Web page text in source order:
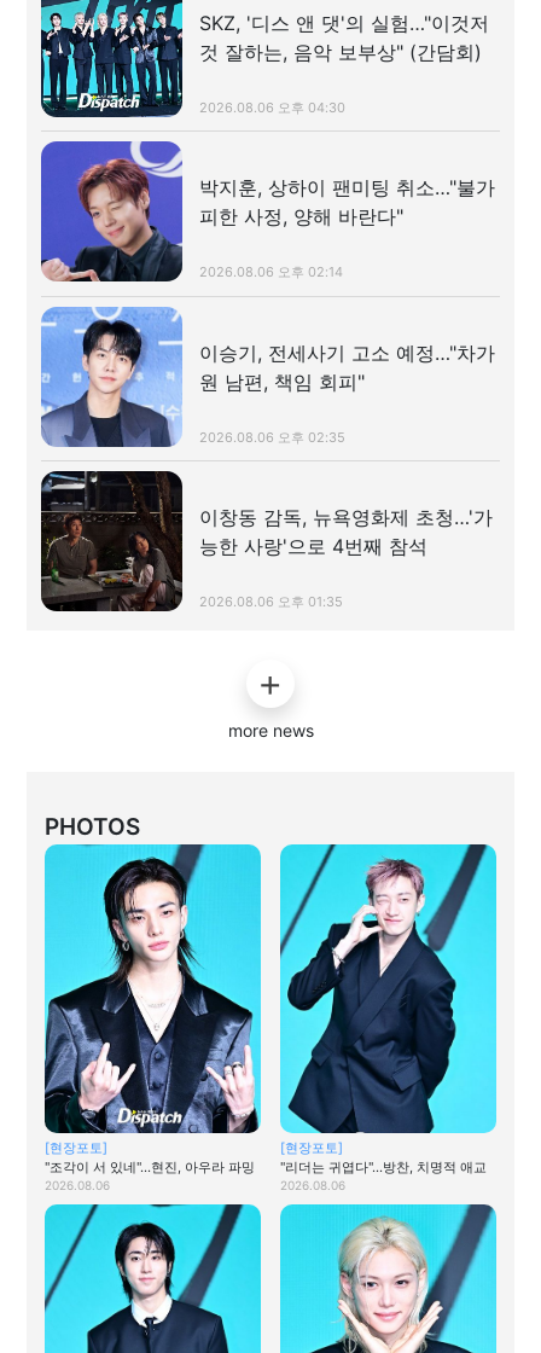
SKZ, '디스 앤 댓'의 실험…"이것저
것 잘하는, 음악 보부상" (간담회)
2026.08.06 오후 04:30
박지훈, 상하이 팬미팅 취소…"불가
피한 사정, 양해 바란다"
2026.08.06 오후 02:14
이승기, 전세사기 고소 예정…"차가
원 남편, 책임 회피"
2026.08.06 오후 02:35
이창동 감독, 뉴욕영화제 초청…'가
능한 사랑'으로 4번째 참석
2026.08.06 오후 01:35
more news
PHOTOS
[현장포토]
"조각이 서 있네"…현진, 아우라 파밍
2026.08.06
[현장포토]
"리더는 귀엽다"…방찬, 치명적 애교
2026.08.06